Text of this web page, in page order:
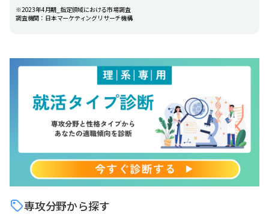
※2023年4月期_指定領域における市場調査
調査機関：日本マーケティングリサーチ機構
専攻分野から探す